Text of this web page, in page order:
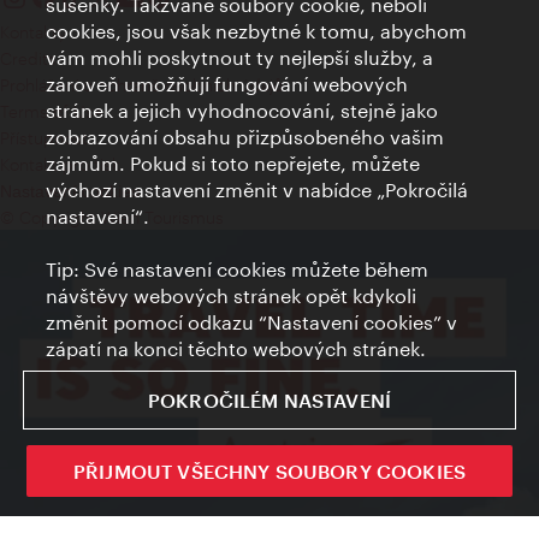
Kontakty
Credits
Prohlášení o ochraně osobních údajů
Terms of Use
Přístupnost
Kontakt pro tisk
Nastavení cookies
© Copyright Wien Tourismus
cookies, jsou však nezbytné k tomu, abychom
vám mohli poskytnout ty nejlepší služby, a
zároveň umožňují fungování webových
stránek a jejich vyhodnocování, stejně jako
zobrazování obsahu přizpůsobeného vašim
zájmům. Pokud si toto nepřejete, můžete
výchozí nastavení změnit v nabídce „Pokročilá
nastavení“.
Tip: Své nastavení cookies můžete během
návštěvy webových stránek opět kdykoli
změnit pomocí odkazu “Nastavení cookies” v
zápatí na konci těchto webových stránek.
POKROČILÉM NASTAVENÍ
PŘIJMOUT VŠECHNY SOUBORY COOKIES